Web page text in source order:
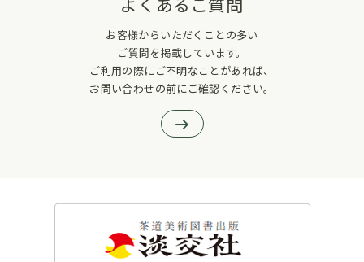
お客様からいただくことの多い
ご質問を掲載しています。
ご利用の際にご不明なことがあれば、
お問い合わせの前にご確認ください。